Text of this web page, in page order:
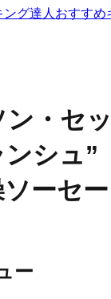
ング達人おすすめ
ン・セ
シュ”
ーセー
ー